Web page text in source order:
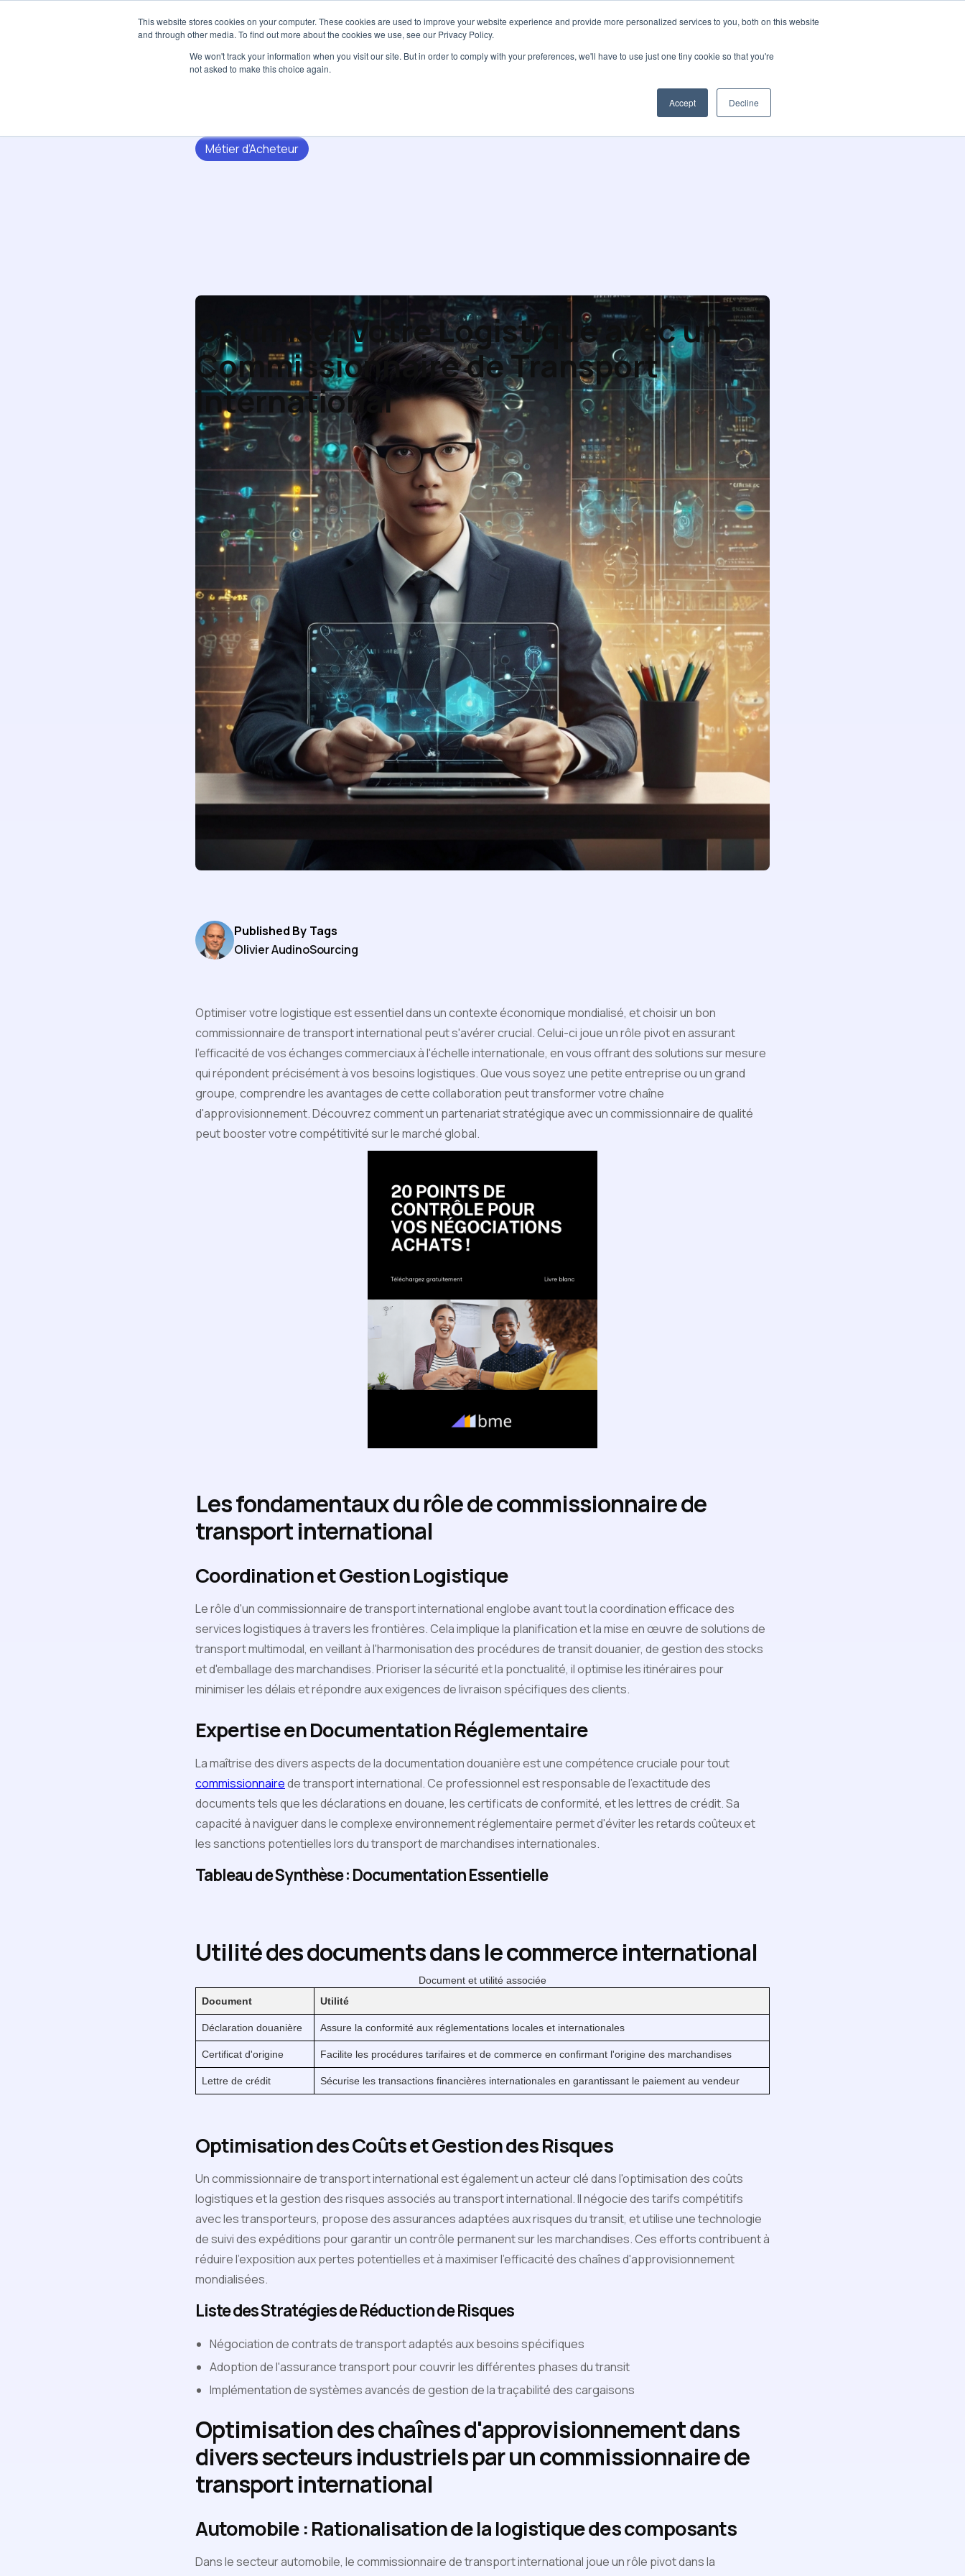
This website stores cookies on your computer. These cookies are used to improve your website experience and provide more personalized services to you, both on this website
and through other media. To find out more about the cookies we use, see our Privacy Policy.
We won't track your information when you visit our site. But in order to comply with your preferences, we'll have to use just one tiny cookie so that you're
not asked to make this choice again.
Accept Decline
Services Tarifs Ressources À propos Blog Language
Métier d’Acheteur
Optimiser Votre Logistique avec un
Commissionnaire de Transport
International
Published By
Olivier Audino
Tags
Sourcing
Optimiser votre logistique est essentiel dans un contexte économique mondialisé, et choisir un bon
commissionnaire de transport international peut s'avérer crucial. Celui-ci joue un rôle pivot en assurant
l'efficacité de vos échanges commerciaux à l'échelle internationale, en vous offrant des solutions sur mesure
qui répondent précisément à vos besoins logistiques. Que vous soyez une petite entreprise ou un grand
groupe, comprendre les avantages de cette collaboration peut transformer votre chaîne
d'approvisionnement. Découvrez comment un partenariat stratégique avec un commissionnaire de qualité
peut booster votre compétitivité sur le marché global.
Les fondamentaux du rôle de commissionnaire de
transport international
Coordination et Gestion Logistique
Le rôle d'un commissionnaire de transport international englobe avant tout la coordination efficace des
services logistiques à travers les frontières. Cela implique la planification et la mise en œuvre de solutions de
transport multimodal, en veillant à l'harmonisation des procédures de transit douanier, de gestion des stocks
et d'emballage des marchandises. Prioriser la sécurité et la ponctualité, il optimise les itinéraires pour
minimiser les délais et répondre aux exigences de livraison spécifiques des clients.
Expertise en Documentation Réglementaire
La maîtrise des divers aspects de la documentation douanière est une compétence cruciale pour tout
commissionnairede transport international. Ce professionnel est responsable de l'exactitude des
documents tels que les déclarations en douane, les certificats de conformité, et les lettres de crédit. Sa
capacité à naviguer dans le complexe environnement réglementaire permet d'éviter les retards coûteux et
les sanctions potentielles lors du transport de marchandises internationales.
Tableau de Synthèse : Documentation Essentielle
Utilité des documents dans le commerce international
Document et utilité associée
Document
Utilité
Déclaration douanière Assure la conformité aux réglementations locales et internationales
Certificat d'origine Facilite les procédures tarifaires et de commerce en confirmant l'origine des marchandises
Lettre de crédit Sécurise les transactions financières internationales en garantissant le paiement au vendeur
Optimisation des Coûts et Gestion des Risques
Un commissionnaire de transport international est également un acteur clé dans l'optimisation des coûts
logistiques et la gestion des risques associés au transport international. Il négocie des tarifs compétitifs
avec les transporteurs, propose des assurances adaptées aux risques du transit, et utilise une technologie
de suivi des expéditions pour garantir un contrôle permanent sur les marchandises. Ces efforts contribuent à
réduire l’exposition aux pertes potentielles et à maximiser l'efficacité des chaînes d'approvisionnement
mondialisées.
Liste des Stratégies de Réduction de Risques
Négociation de contrats de transport adaptés aux besoins spécifiques
Adoption de l'assurance transport pour couvrir les différentes phases du transit
Implémentation de systèmes avancés de gestion de la traçabilité des cargaisons
Optimisation des chaînes d'approvisionnement dans
divers secteurs industriels par un commissionnaire de
transport international
Automobile : Rationalisation de la logistique des composants
Dans le secteur automobile, le commissionnaire de transport international joue un rôle pivot dans la